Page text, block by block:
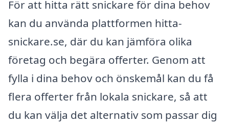
För att hitta rätt snickare för dina behov
kan du använda plattformen hitta-
snickare.se, där du kan jämföra olika
företag och begära offerter. Genom att
fylla i dina behov och önskemål kan du få
flera offerter från lokala snickare, så att
du kan välja det alternativ som passar dig